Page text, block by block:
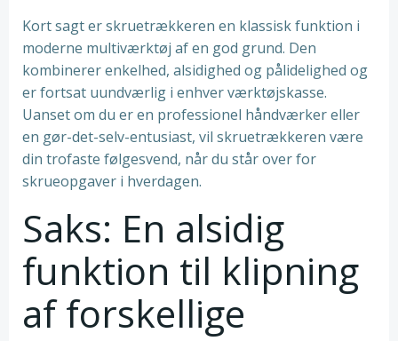
Kort sagt er skruetrækkeren en klassisk funktion i
moderne multiværktøj af en god grund. Den
kombinerer enkelhed, alsidighed og pålidelighed og
er fortsat uundværlig i enhver værktøjskasse.
Uanset om du er en professionel håndværker eller
en gør-det-selv-entusiast, vil skruetrækkeren være
din trofaste følgesvend, når du står over for
skrueopgaver i hverdagen.
Saks: En alsidig
funktion til klipning
af forskellige